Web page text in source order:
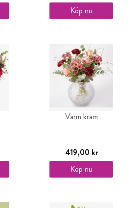
Köp nu
Varm kram
419,00 kr
Köp nu